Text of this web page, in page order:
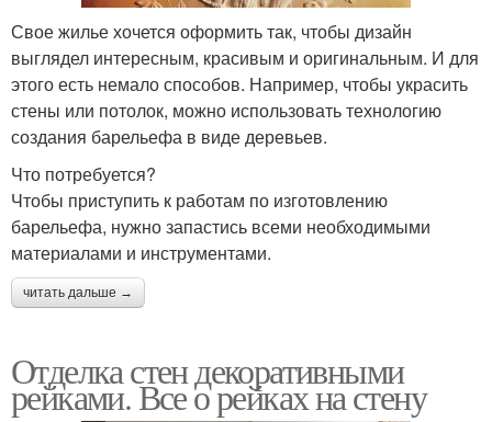
Свое жилье хочется оформить так, чтобы дизайн
выглядел интересным, красивым и оригинальным. И для
этого есть немало способов. Например, чтобы украсить
стены или потолок, можно использовать технологию
создания барельефа в виде деревьев.
Что потребуется?
Чтобы приступить к работам по изготовлению
барельефа, нужно запастись всеми необходимыми
материалами и инструментами.
читать дальше →
Отделка стен декоративными
рейками. Все о рейках на стену